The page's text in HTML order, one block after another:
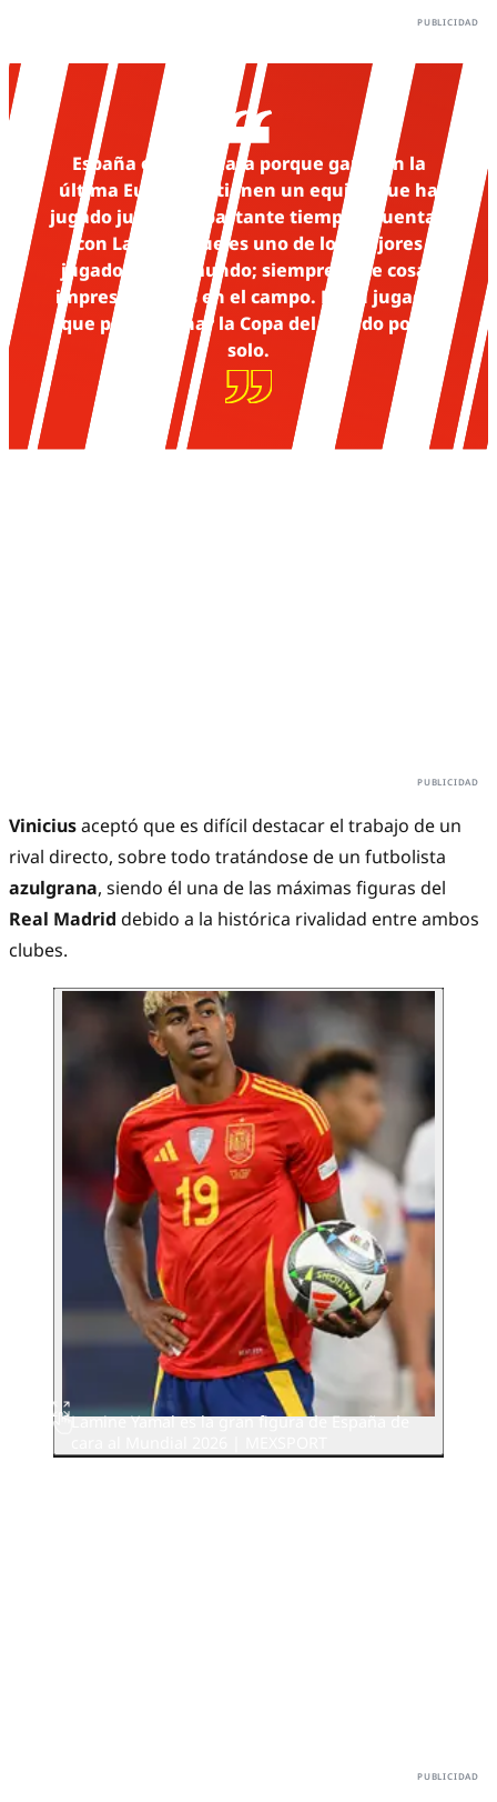
España es candidata porque ganaron la
última Eurocopa, tienen un equipo que ha
jugado junto por bastante tiempo y cuentan
con Lamine, que es uno de los mejores
jugadores del mundo; siempre hace cosas
impresionantes en el campo. Es un jugador
que puede ganar la Copa del Mundo por sí
solo.
Viniciusaceptó que es difícil destacar el trabajo de un
rival directo, sobre todo tratándose de un futbolista
azulgrana, siendo él una de las máximas figuras del
Real Madrid debido a la histórica rivalidad entre ambos
clubes.
Lamine Yamal es la gran figura de España de